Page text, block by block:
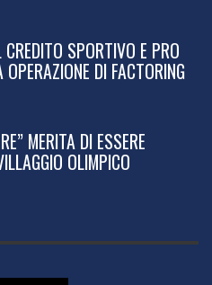
SPORTIVO E PRO
DI FACTORING
MERITA DI ESSERE
OLIMPICO